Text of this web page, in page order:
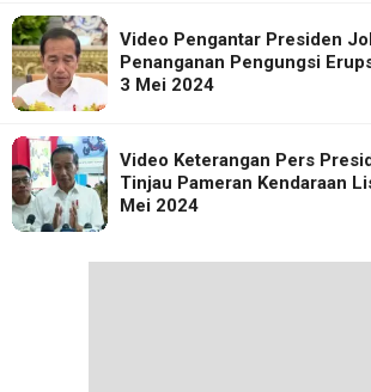
Video Pengantar Presiden
Penanganan Pengungsi
3 Mei 2024
Video Keterangan Pers
Tinjau Pameran Kendaraan
Mei 2024